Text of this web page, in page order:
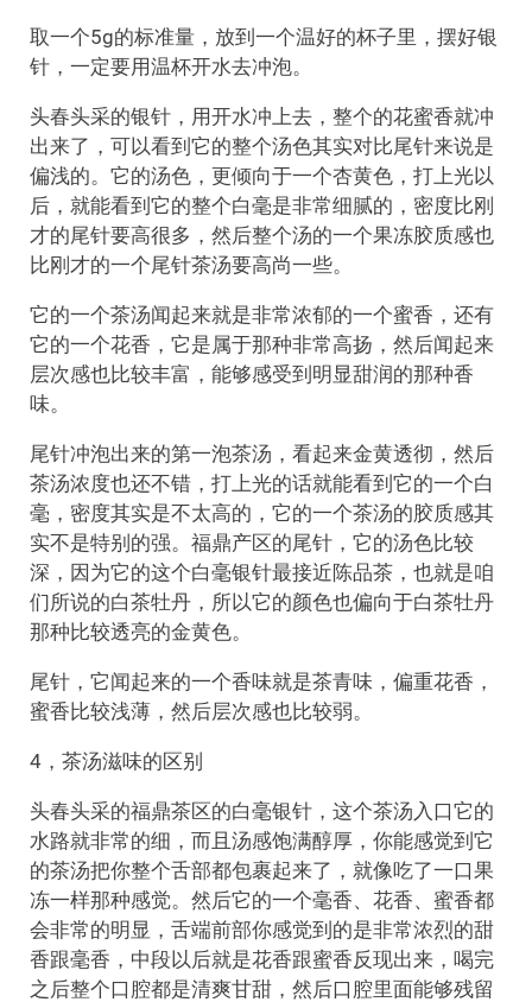
取一个5g的标准量，放到一个温好的杯子里，摆好银
针，一定要用温杯开水去冲泡。
头春头采的银针，用开水冲上去，整个的花蜜香就冲
出来了，可以看到它的整个汤色其实对比尾针来说是
偏浅的。它的汤色，更倾向于一个杏黄色，打上光以
后，就能看到它的整个白毫是非常细腻的，密度比刚
才的尾针要高很多，然后整个汤的一个果冻胶质感也
比刚才的一个尾针茶汤要高尚一些。
它的一个茶汤闻起来就是非常浓郁的一个蜜香，还有
它的一个花香，它是属于那种非常高扬，然后闻起来
层次感也比较丰富，能够感受到明显甜润的那种香
味。
尾针冲泡出来的第一泡茶汤，看起来金黄透彻，然后
茶汤浓度也还不错，打上光的话就能看到它的一个白
毫，密度其实是不太高的，它的一个茶汤的胶质感其
实不是特别的强。福鼎产区的尾针，它的汤色比较
深，因为它的这个白毫银针最接近陈品茶，也就是咱
们所说的白茶牡丹，所以它的颜色也偏向于白茶牡丹
那种比较透亮的金黄色。
尾针，它闻起来的一个香味就是茶青味，偏重花香，
蜜香比较浅薄，然后层次感也比较弱。
4，茶汤滋味的区别
头春头采的福鼎茶区的白毫银针，这个茶汤入口它的
水路就非常的细，而且汤感饱满醇厚，你能感觉到它
的茶汤把你整个舌部都包裹起来了，就像吃了一口果
冻一样那种感觉。然后它的一个毫香、花香、蜜香都
会非常的明显，舌端前部你感觉到的是非常浓烈的甜
香跟毫香，中段以后就是花香跟蜜香反现出来，喝完
之后整个口腔都是清爽甘甜，然后口腔里面能够残留